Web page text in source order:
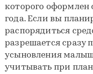
которого оформлен
года. Если вы
распорядиться
разрешается сразу
усыновления
учитывать при